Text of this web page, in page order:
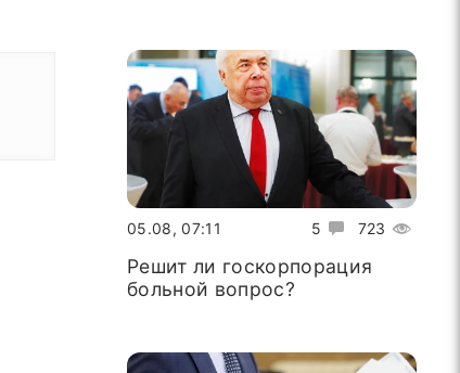
5 723
05.08, 07:11
Решит ли госкорпорация
больной вопрос?